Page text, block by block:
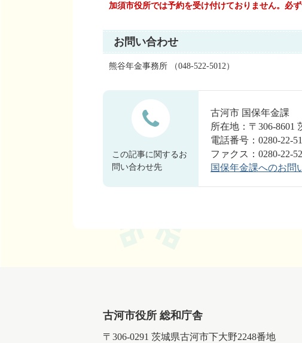
加須市役所では予約を受け付けておりません。必
お問い合わせ
熊谷年金事務所 （048‐522‐5012）
この記事に関するお
問い合わせ先
古河市 国保年金課
所在地：〒306-8601
電話番号：0280-22-
ファクス：0280-22-
国保年金課へのお問
古河市役所 総和庁舎
〒306-0291 茨城県古河市下大野2248番地